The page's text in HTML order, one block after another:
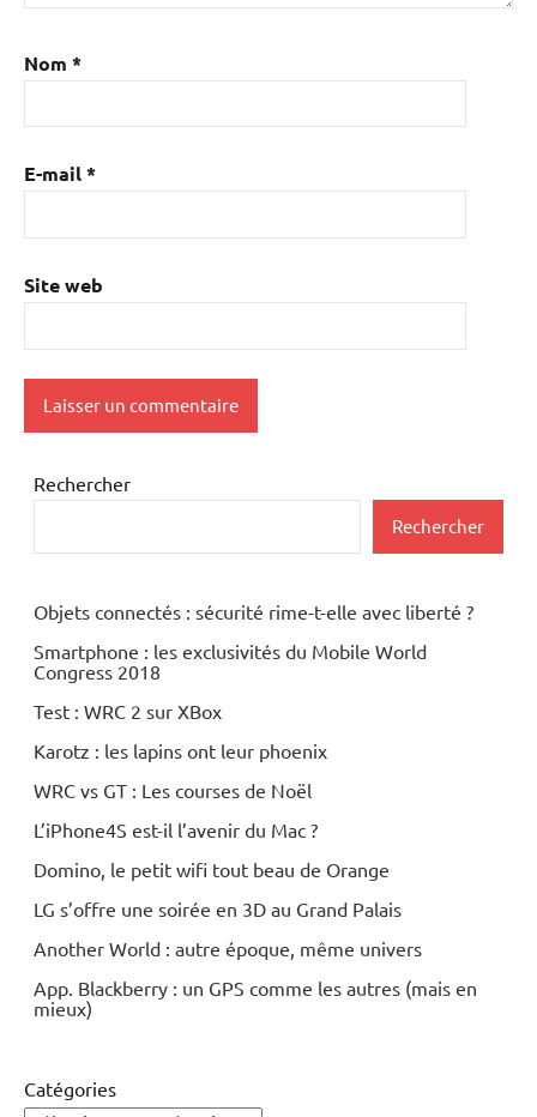
Nom *
E-mail*
Site web
Rechercher
Rechercher
Objets connectés : sécurité rime-t-elle avec liberté ?
Smartphone : les exclusivités du Mobile World
Congress 2018
Test : WRC 2 sur XBox
Karotz : les lapins ont leur phoenix
WRC vs GT : Les courses de Noël
L’iPhone4S est-il l’avenir du Mac ?
Domino, le petit wifi tout beau de Orange
LG s’offre une soirée en 3D au Grand Palais
Another World : autre époque, même univers
App. Blackberry : un GPS comme les autres (mais en
mieux)
Catégories